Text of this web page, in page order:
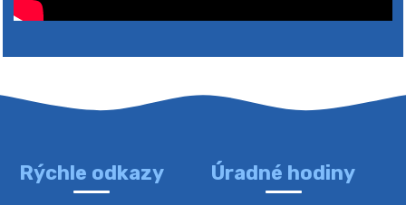
4. augusta 2026 10:05
Rýchle odkazy Úradné hodiny